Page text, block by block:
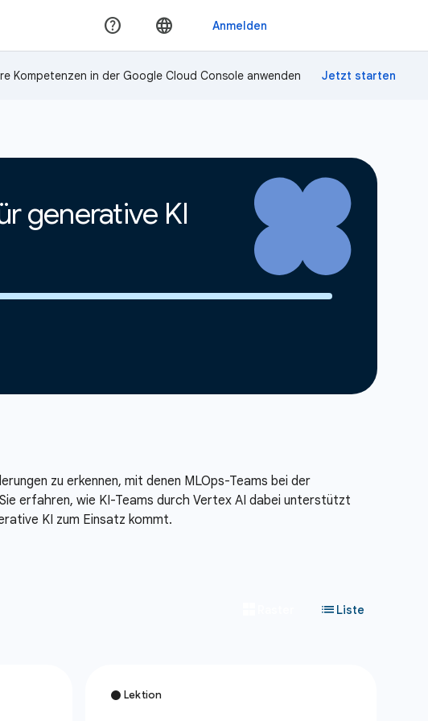
Kompetenzen in der Google Cloud Console anwenden
generative KI
zu erkennen, mit denen MLOps-Teams bei der
erfahren, wie KI-Teams durch Vertex AI dabei unterstützt
KI zum Einsatz kommt.